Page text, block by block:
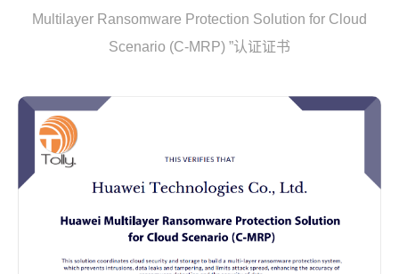
Multilayer Ransomware Protection Solution for Cloud
Scenario (C-MRP) ”认证证书